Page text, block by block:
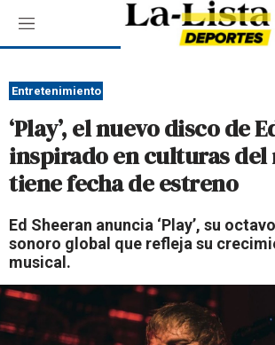
M
e
ú
Entretenimiento
‘Play’, el nuevo disco de
inspirado en culturas del
tiene fecha de estreno
Ed Sheeran anuncia ‘Play’, su
sonoro global que refleja su
musical.